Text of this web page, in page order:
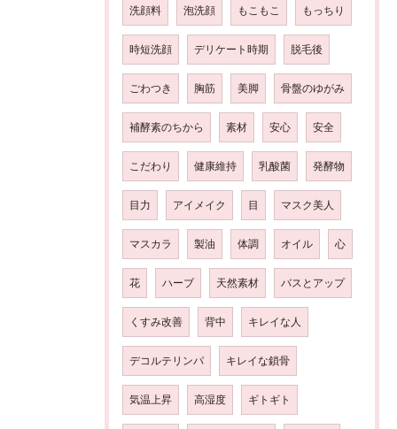
洗顔料 泡洗顔 もこもこ もっちり
時短洗顔 デリケート時期 脱毛後
ごわつき 胸筋 美脚 骨盤のゆがみ
補酵素のちから 素材 安心 安全
こだわり 健康維持 乳酸菌 発酵物
目力 アイメイク 目 マスク美人
マスカラ 製油 体調 オイル 心
花 ハーブ 天然素材 バスとアップ
くすみ改善 背中 キレイな人
デコルテリンパ キレイな鎖骨
気温上昇 高湿度 ギトギト